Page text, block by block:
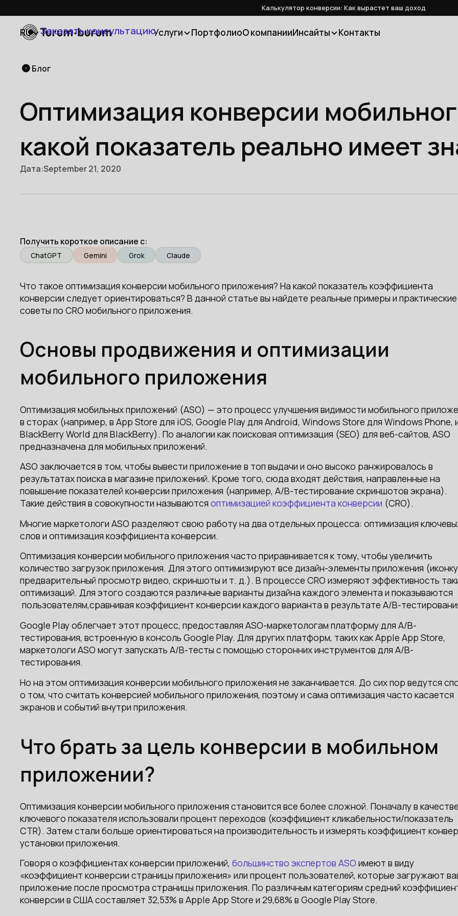
Калькулятор конверсии: Как вырастет ваш доход
Услуги ПортфолиоО компанииИнсайты Контакты
RU Заказать консультацию
Блог
Оптимизация конверсии
какой показатель реально имеет
Дата:September 21, 2020
Получить короткое описание с:
ChatGPT Gemini Grok Claude
Что такое оптимизация конверсии мобильного приложения? На какой показатель коэффициента
конверсии следует ориентироваться? В данной статье вы найдете реальные примеры и практические
советы по CRO мобильного приложения.
Основы продвижения и оптимизации
мобильного приложения
Оптимизация мобильных приложений (ASO) — это процесс улучшения видимости мобильного
в сторах (например, в App Store для iOS, Google Play для Android, Windows Store для Windows Phone,
BlackBerry World для BlackBerry). По аналогии как поисковая оптимизация (SEO) для веб-сайтов, ASO
предназначена для мобильных приложений.
ASO заключается в том, чтобы вывести приложение в топ выдачи и оно высоко ранжировалось в
результатах поиска в магазине приложений. Кроме того, сюда входят действия, направленные на
повышение показателей конверсии приложения (например, A/B-тестирование скриншотов экрана).
Такие действия в совокупности называются оптимизацией коэффициента конверсии (CRO).
Многие маркетологи ASO разделяют свою работу на два отдельных процесса: оптимизация
слов и оптимизация коэффициента конверсии.
Оптимизация конверсии мобильного приложения часто приравнивается к тому, чтобы увеличить
количество загрузок приложения. Для этого оптимизируют все дизайн-элементы приложения
предварительный просмотр видео, скриншоты и т. д.). В процессе CRO измеряют эффективность
оптимизаций. Для этого создаются различные варианты дизайна каждого элемента и показываются
пользователям,сравнивая коэффициент конверсии каждого варианта в результате A/B-
Google Play облегчает этот процесс, предоставляя ASO-маркетологам платформу для A/B-
тестирования, встроенную в консоль Google Play. Для других платформ, таких как Apple App Store,
маркетологи ASO могут запускать A/B-тесты с помощью сторонних инструментов для A/B-
тестирования.
Но на этом оптимизация конверсии мобильного приложения не заканчивается. До сих пор ведутся
о том, что считать конверсией мобильного приложения, поэтому и сама оптимизация часто касается
экранов и событий внутри приложения.
Что брать за цель конверсии в мобильном
приложении?
Оптимизация конверсии мобильного приложения становится все более сложной. Поначалу в качестве
ключевого показателя использовали процент переходов (коэффициент кликабельности/показатель
CTR). Затем стали больше ориентироваться на производительность и измерять коэффициент
установки приложения.
Говоря о коэффициентах конверсии приложений, большинство экспертов ASO имеют в виду
«коэффициент конверсии страницы приложения» или процент пользователей, которые загружают
приложение после просмотра страницы приложения. По различным категориям средний
конверсии в США составляет 32,53% в Apple App Store и 29,68% в Google Play Store.